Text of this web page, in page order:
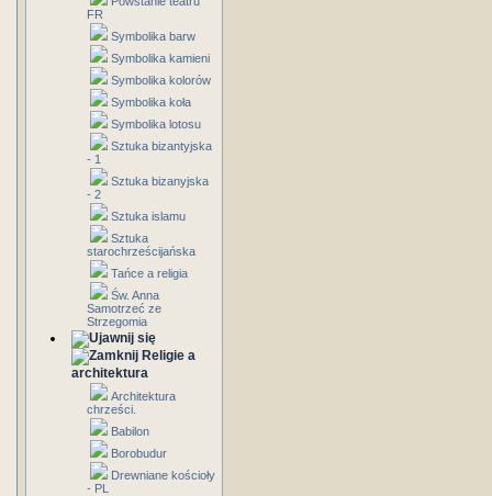
FR
Symbolika barw
Symbolika kamieni
Symbolika kolorów
Symbolika koła
Symbolika lotosu
Sztuka bizantyjska
- 1
Sztuka bizanyjska
- 2
Sztuka islamu
Sztuka
starochrześcijańska
Tańce a religia
Św. Anna
Samotrzeć ze
Strzegomia
Religie a
architektura
Architektura
chrześci.
Babilon
Borobudur
Drewniane kościoły
- PL